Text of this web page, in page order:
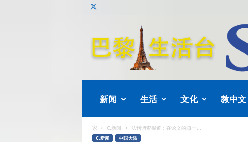
新闻 生活 文化 教中文
家 C.新闻 法刊调查报道：在论文的每一...
C.新闻 中国大陆